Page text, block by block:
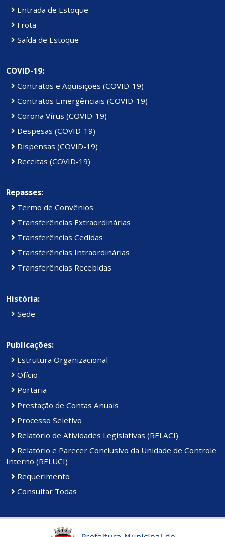
Entrada de Estoque
Frota
Saída de Estoque
COVID-19:
Contratos e Aquisições (COVID-19)
Contratos Emergênciais (COVID-19)
Corona Vírus (COVID-19)
Despesas (COVID-19)
Dispensas (COVID-19)
Receitas (COVID-19)
Repasses:
Termo de Convênios
Transferências Extraordinárias
Transferências Cedidas
Transferências Intraordinárias
Transferências Recebidas
História:
Sede
Publicações:
Estrutura Organizacional
Ofício
Portaria
Prestação de Contas Anuais
Processo Seletivo
Relatório de Atividades Legislativas (RELACI)
Relatório e Parecer Conclusivo da Unidade de Controle
Interno (RELUCI)
Requerimento
Consultar Todas